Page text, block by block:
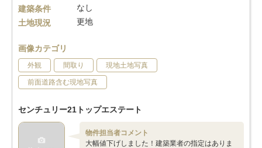
建築条件
なし
土地現況
更地
画像カテゴリ
外観 間取り 現地土地写真
前面道路含む現地写真
センチュリー21トップエステート
物件担当者コメント
大幅値下げしました！建築業者の指定はありま